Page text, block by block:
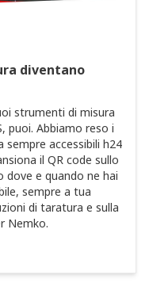
diventano
strumenti di misura
puoi. Abbiamo reso i
accessibili h24
il QR code sullo
e quando ne hai
sempre a tua
di taratura e sulla
Nemko.